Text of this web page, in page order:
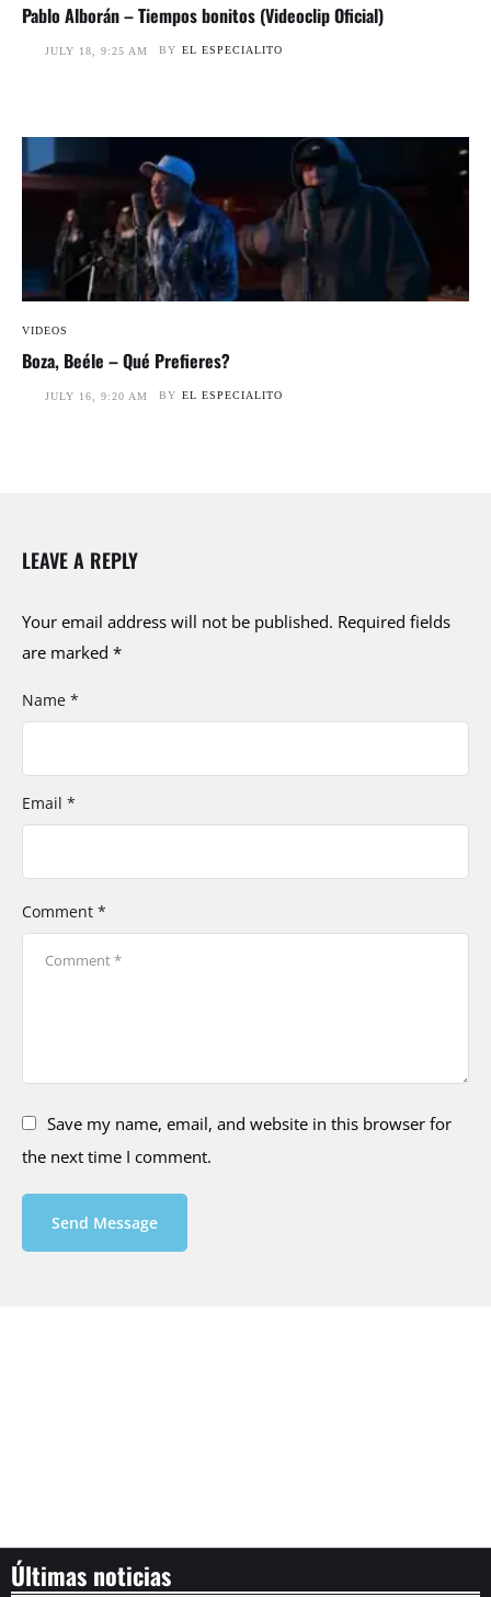
Pablo Alborán – Tiempos bonitos (Videoclip Oficial)
JULY 18, 9:25 AM BY EL ESPECIALITO
VIDEOS
Boza, Beéle – Qué Prefieres?
JULY 16, 9:20 AM BY EL ESPECIALITO
LEAVE A REPLY
Your email address will not be published. Required fields
are marked *
Comment *
Name *
Email *
Save my name, email, and website in this browser for
the next time I comment.
Send Message
Últimas noticias